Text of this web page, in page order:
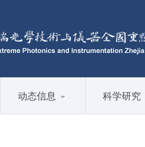
动态信息 科学研究